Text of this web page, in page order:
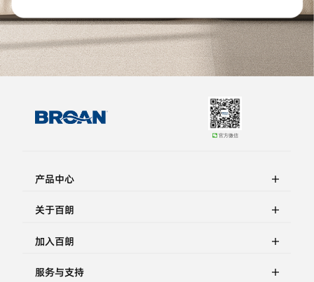
官方微信
产品中心
关于百朗
加入百朗
服务与支持